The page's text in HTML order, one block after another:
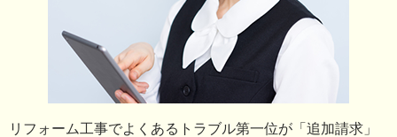
リフォーム工事でよくあるトラブル第一位が「追加請求」